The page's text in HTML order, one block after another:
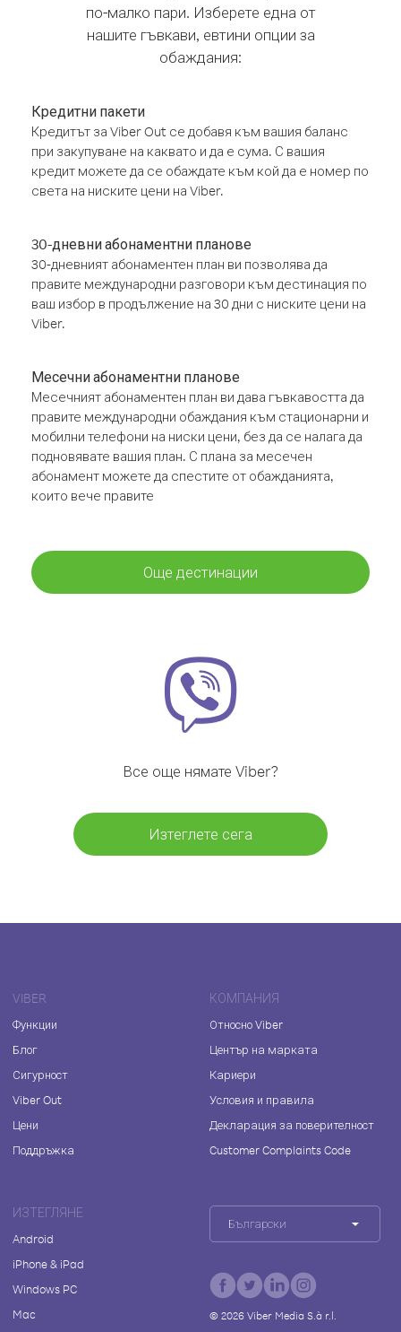
по-малко пари. Изберете една от
нашите гъвкави, евтини опции за
обаждания:
Кредитни пакети
Кредитът за Viber Out се добавя към вашия баланс
при закупуване на каквато и да е сума. С вашия
кредит можете да се обаждате към кой да е номер по
света на ниските цени на Viber.
30-дневни абонаментни планове
30-дневният абонаментен план ви позволява да
правите международни разговори към дестинация по
ваш избор в продължение на 30 дни с ниските цени на
Viber.
Месечни абонаментни планове
Месечният абонаментен план ви дава гъвкавостта да
правите международни обаждания към стационарни и
мобилни телефони на ниски цени, без да се налага да
подновявате вашия план. С плана за месечен
абонамент можете да спестите от обажданията,
които вече правите
Още дестинации
Все още нямате Viber?
Изтеглете сега
VIBER
Функции
Блог
Сигурност
Viber Out
Цени
Поддръжка
КОМПАНИЯ
Относно Viber
Център на марката
Кариери
Условия и правила
Декларация за поверителност
Customer Complaints Code
ИЗТЕГЛЯНЕ
Android
iPhone & iPad
Windows PC
Mac
Български
© 2026Viber Media S.à r.l.